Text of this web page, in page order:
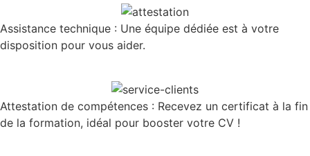
Assistance technique : Une équipe dédiée est à votre
disposition pour vous aider.
Attestation de compétences : Recevez un certificat à la fin
de la formation, idéal pour booster votre CV !